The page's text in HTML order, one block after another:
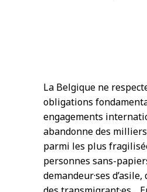
La Belgique ne
obligations
engagements
abandonne des
parmi les plus
personnes sans-
demandeur·ses